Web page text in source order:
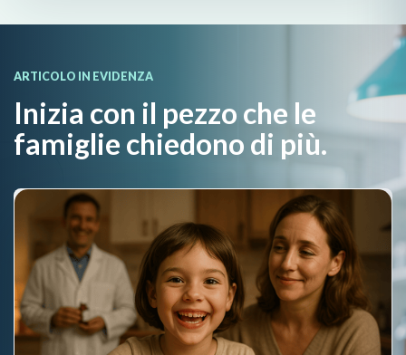
ARTICOLO IN EVIDENZA
Inizia con il pezzo che le
famiglie chiedono di più.